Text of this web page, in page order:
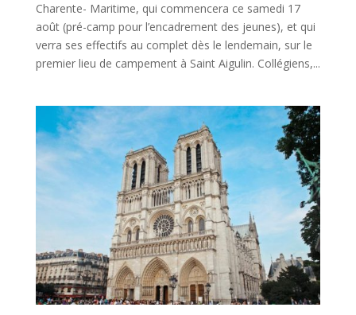
Charente- Maritime, qui commencera ce samedi 17
août (pré-camp pour l’encadrement des jeunes), et qui
verra ses effectifs au complet dès le lendemain, sur le
premier lieu de campement à Saint Aigulin. Collégiens,...